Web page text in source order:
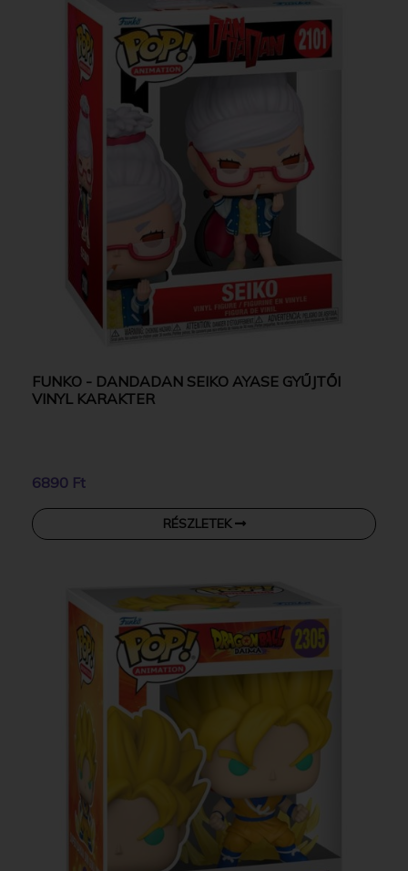
FUNKO - DANDADAN SEIKO AYASE GYŰJTŐI
VINYL KARAKTER
6890 Ft
RÉSZLETEK